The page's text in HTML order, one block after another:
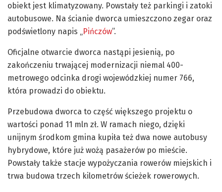
obiekt jest klimatyzowany. Powstały też parkingi i zatoki
autobusowe. Na ścianie dworca umieszczono zegar oraz
podświetlony napis „Pińczów”.
Oficjalne otwarcie dworca nastąpi jesienią, po
zakończeniu trwającej modernizacji niemal 400-
metrowego odcinka drogi wojewódzkiej numer 766,
która prowadzi do obiektu.
Przebudowa dworca to część większego projektu o
wartości ponad 11 mln zł. W ramach niego, dzięki
unijnym środkom gmina kupiła też dwa nowe autobusy
hybrydowe, które już wożą pasażerów po mieście.
Powstały także stacje wypożyczania rowerów miejskich i
trwa budowa trzech kilometrów ścieżek rowerowych.